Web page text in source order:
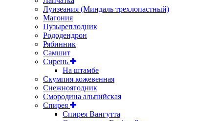
Луизеания (Миндаль трехлопастный)
Магония
Пузыреплодник
Рододендрон
Рябинник
Самшит
Сирень
На штамбе
Скумпия кожевенная
Снежноягодник
Смородина альпийская
Спирея
Спирея Вангутта